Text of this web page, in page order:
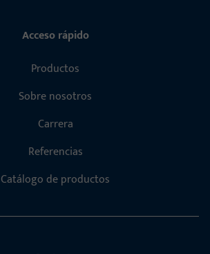
Acceso rápido
Productos
Sobre nosotros
Carrera
Referencias
Catálogo de productos